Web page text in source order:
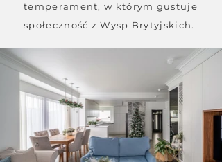
temperament, w którym gustuje
społeczność z Wysp Brytyjskich.